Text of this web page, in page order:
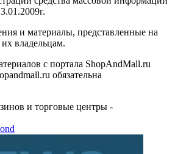
и материалы, представленные на
владельцам.
с портала ShopAndMall.ru
обязательна
и торговые центры -